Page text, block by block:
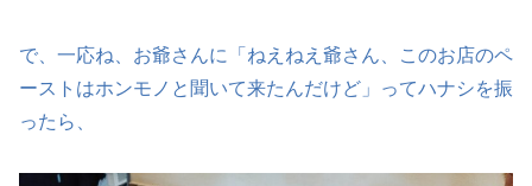
で、一応ね、お爺さんに「ねえねえ爺さん、このお店のペ
ーストはホンモノと聞いて来たんだけど」ってハナシを振
ったら、